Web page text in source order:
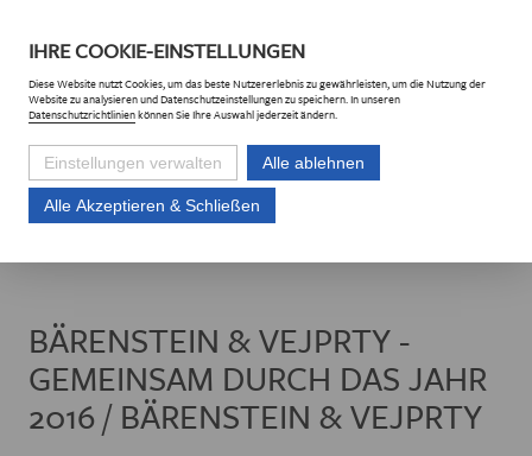
Euroregion Erzgebirge e.V. Projekte
BÄRENSTEIN & VEJPRTY -
GEMEINSAM DURCH DAS JAHR
2016 / BÄRENSTEIN & VEJPRTY
IHRECOOKIE-EINSTELLUNGEN
DieseWebsitenutzt Cookies, um das beste Nutzererlebnis zu gewährleisten, um die Nutzung der
Websitezu analysieren und Datenschutzeinstellungen zu speichern. In unseren
Datenschutzrichtlinienkönnen Sie Ihre Auswahl jederzeit ändern.
Einstellungen verwalten Alle ablehnen
Alle Akzeptieren & Schließen